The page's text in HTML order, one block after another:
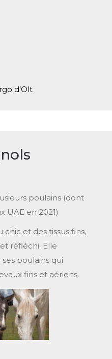
d’Olt
poulains (dont
UAE en 2021)
chic et des tissus fins,
réfléchi. Elle
poulains qui
fins et aériens.